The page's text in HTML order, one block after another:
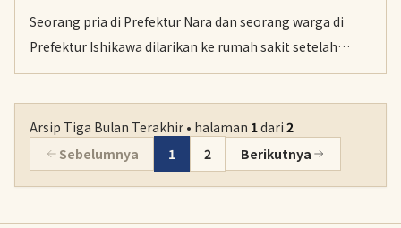
Seorang pria di Prefektur Nara dan seorang warga di
Prefektur Ishikawa dilarikan ke rumah sakit setelah
diserang beruang dalam dua insiden terpisah pada Rabu
Arsip Tiga Bulan Terakhir • halaman 1dari 2
Sebelumnya
1 2 Berikutnya